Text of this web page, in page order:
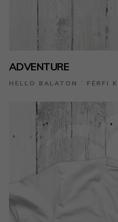
ADVENTURE
HELLO BALATON ˙ FÉRFI